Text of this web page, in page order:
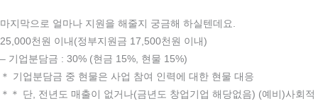
마지막으로 얼마나 지원을 해줄지 궁금해 하실텐데요.
25,000천원 이내(정부지원금 17,500천원 이내)
– 기업분담금 : 30% (현금 15%, 현물 15%)
＊ 기업분담금 중 현물은 사업 참여 인력에 대한 현물 대응
＊＊ 단, 전년도 매출이 없거나(금년도 창업기업 해당없음) (예비)사회적